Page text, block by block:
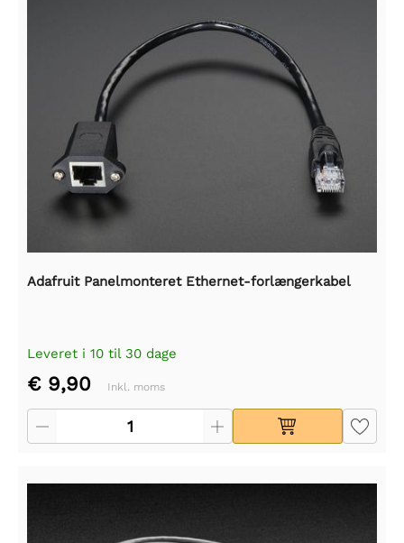
Adafruit Panelmonteret Ethernet-forlængerkabel
Leveret i 10 til 30 dage
€ 9,90 Inkl. moms